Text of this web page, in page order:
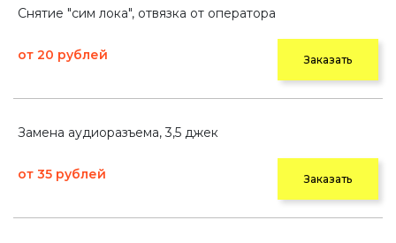
Снятие "сим лока", отвязка от оператора
от 20 рублей Заказать
Замена аудиоразъема, 3,5 джек
от 35 рублей Заказать